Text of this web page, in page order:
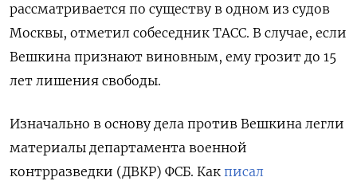
рассматривается по существу в одном из судов
Москвы, отметил собеседник ТАСС. В случае, если
Вешкина признают виновным, ему грозит до 15
лет лишения свободы.
Изначально в основу дела против Вешкина легли
материалы департамента военной
контрразведки (ДВКР) ФСБ. Как писал